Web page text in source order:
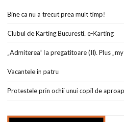
Bine ca nu a trecut prea mult timp!
Clubul de Karting Bucuresti. e-Karting
„Admiterea” la pregatitoare (II). Plus
Vacantele in patru
Protestele prin ochii unui copil de